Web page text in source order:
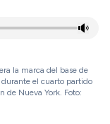
la marca del base de
el cuarto partido
de Nueva York. Foto: